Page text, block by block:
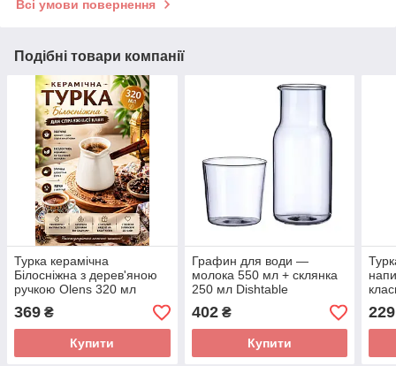
Всі умови повернення
Подібні товари компанії
Турка керамічна
Білосніжна з дерев'яною
ручкою Olens 320 мл
369 ₴
Купити
Графин для води —
молока 550 мл + склянка
250 мл Dishtable
402₴
Купити
229